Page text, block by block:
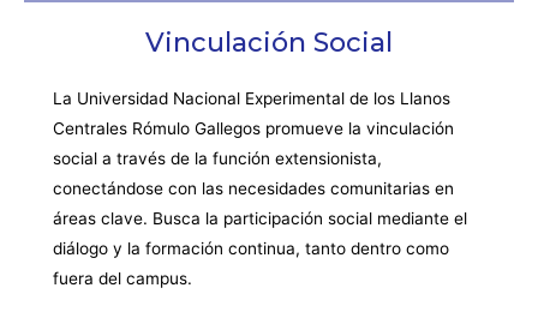
Vinculación Social
La Universidad Nacional Experimental de los Llanos
Centrales Rómulo Gallegos promueve la vinculación
social a través de la función extensionista,
conectándose con las necesidades comunitarias en
áreas clave. Busca la participación social mediante el
diálogo y la formación continua, tanto dentro como
fuera del campus.